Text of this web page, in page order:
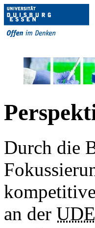
Durch die
an der UDE